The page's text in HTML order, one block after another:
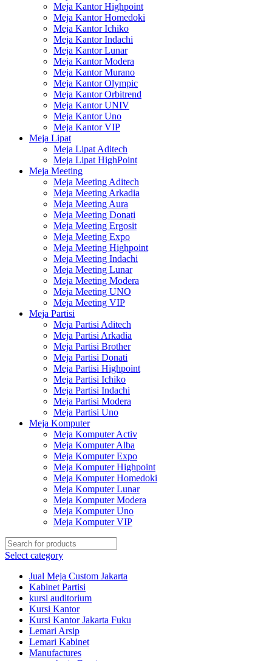
Meja Kantor Highpoint
Meja Kantor Homedoki
Meja Kantor Ichiko
Meja Kantor Indachi
Meja Kantor Lunar
Meja Kantor Modera
Meja Kantor Murano
Meja Kantor Olympic
Meja Kantor Orbitrend
Meja Kantor UNIV
Meja Kantor Uno
Meja Kantor VIP
Meja Lipat
Meja Lipat Aditech
Meja Lipat HighPoint
Meja Meeting
Meja Meeting Aditech
Meja Meeting Arkadia
Meja Meeting Aura
Meja Meeting Donati
Meja Meeting Ergosit
Meja Meeting Expo
Meja Meeting Highpoint
Meja Meeting Indachi
Meja Meeting Lunar
Meja Meeting Modera
Meja Meeting UNO
Meja Meeting VIP
Meja Partisi
Meja Partisi Aditech
Meja Partisi Arkadia
Meja Partisi Brother
Meja Partisi Donati
Meja Partisi Highpoint
Meja Partisi Ichiko
Meja Partisi Indachi
Meja Partisi Modera
Meja Partisi Uno
Meja Komputer
Meja Komputer Activ
Meja Komputer Alba
Meja Komputer Expo
Meja Komputer Highpoint
Meja Komputer Homedoki
Meja Komputer Lunar
Meja Komputer Modera
Meja Komputer Uno
Meja Komputer VIP
Select category
Jual Meja Custom Jakarta
Kabinet Partisi
kursi auditorium
Kursi Kantor
Kursi Kantor Jakarta Fuku
Lemari Arsip
Lemari Kabinet
Manufactures